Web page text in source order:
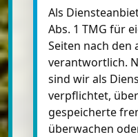
Als
Abs. 1 TMG für
Seiten nach den
verantwortlich.
sind wir als
verpflichtet,
gespeicherte
überwachen